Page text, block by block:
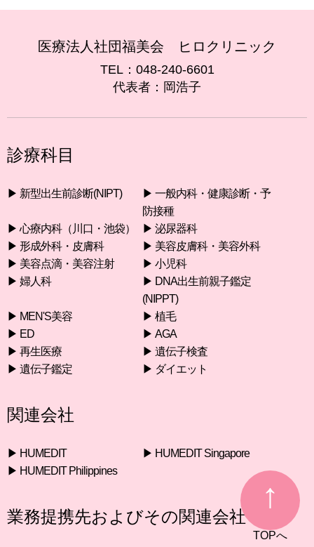
または条件を付すことがあります。
ポイントの有効期間は、ありません。ただし、当
会の判断により変更される場合があります。
当会は、会員に事前に通知することなく、本サー
（ポイントの廃止、ポイント付与の停止、対象サ
イトまたは取引の変更、ポイント付与率または利
ん。）を行うことがあり、本サービスを終了また
は停止することがあります。会員はこれをあらか
じめ承諾するものとします。
変更により会員に不利益または損害が生じた場合
でも、当会に故意または重過失がある場合を除
き、これらについて一切責任を負わないものとし
ます。
第１２条（換金不可）
会員は、いかなる場合でもポイントを換金するこ
とはできません。
第１３条（第三者による利用）
ポイントの利用は、会員本人が行うものとし、当
該利用者以外の第三者が行うことはできません。
よる利用と判断します。第三者による不正利用が
発生した場合も、当サイトのユーザＩＤと付随す
は利用されたポイントを返却せず、当会に故意ま
たは重過失がある場合を除き、これらに関する一
切責任を負わないものとします。
ポイントの取得、ポイントの利用にともない、税
金や付帯費用が発生する場合には、会員がこれら
医療法人社団福美会 ヒロクリニック
TEL：048-240-6601
代表者：岡浩子
診療科目
▶︎ 新型出生前診断(NIPT)
▶︎ 一般内科・健康診断・予
防接種
▶︎ 心療内科（川口・池袋）
▶︎ 泌尿器科
▶︎ 形成外科・皮膚科
▶︎ 美容皮膚科・美容外科
▶︎ 美容点滴・美容注射
▶︎ 小児科
▶︎ 婦人科
▶︎ DNA出生前親子鑑定
(NIPPT)
▶︎ MEN'S美容
▶︎ 植毛
▶︎ ED
▶︎ AGA
▶︎ 再生医療
▶︎ 遺伝子検査
▶︎ 遺伝子鑑定
▶︎ ダイエット
関連会社
▶︎ HUMEDIT
▶︎ HUMEDIT Singapore
▶︎ HUMEDIT Philippines
業務提携先およびその関連会社